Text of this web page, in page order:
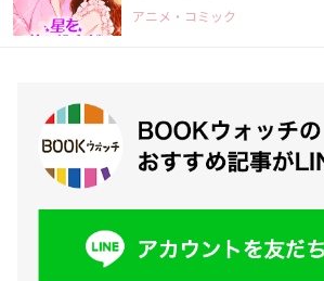
アニメ・コミック